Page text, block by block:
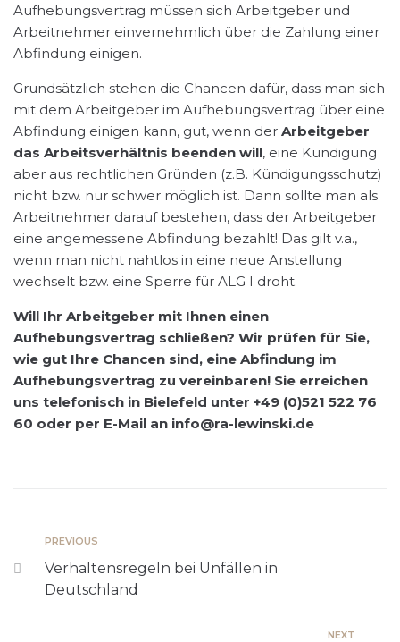
Aufhebungsvertrag müssen sich Arbeitgeber und
Arbeitnehmer einvernehmlich über die Zahlung einer
Abfindung einigen.
Grundsätzlich stehen die Chancen dafür, dass man sich
mit dem Arbeitgeber im Aufhebungsvertrag über eine
Abfindung einigen kann, gut, wenn der Arbeitgeber
das Arbeitsverhältnis beenden will, eine Kündigung
aber aus rechtlichen Gründen (z.B. Kündigungsschutz)
nicht bzw. nur schwer möglich ist. Dann sollte man als
Arbeitnehmer darauf bestehen, dass der Arbeitgeber
eine angemessene Abfindung bezahlt! Das gilt v.a.,
wenn man nicht nahtlos in eine neue Anstellung
wechselt bzw. eine Sperre für ALG I droht.
Will Ihr Arbeitgeber mit Ihnen einen
Aufhebungsvertrag schließen? Wir prüfen für Sie,
wie gut Ihre Chancen sind, eine Abfindung im
Aufhebungsvertrag zu vereinbaren! Sie erreichen
uns telefonisch in Bielefeld unter +49 (0)521 522 76
60 oder per E-Mail an info@ra-lewinski.de
PREVIOUS
Verhaltensregeln bei Unfällen in
Deutschland
NEXT